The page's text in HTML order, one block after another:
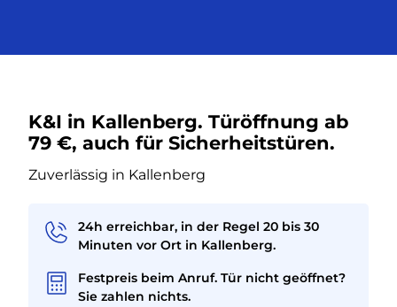
K&I in Kallenberg. Türöffnung ab
79 €, auch für Sicherheitstüren.
Zuverlässig in Kallenberg
24h erreichbar, in der Regel 20 bis 30
Minuten vor Ort in Kallenberg.
Festpreis beim Anruf. Tür nicht geöffnet?
Sie zahlen nichts.